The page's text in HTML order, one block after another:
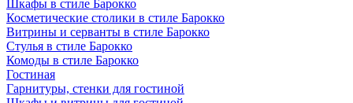
Шкафы в стиле Барокко
Косметические столики в стиле Барокко
Витрины и серванты в стиле Барокко
Стулья в стиле Барокко
Комоды в стиле Барокко
Гостиная
Гарнитуры, стенки для гостиной